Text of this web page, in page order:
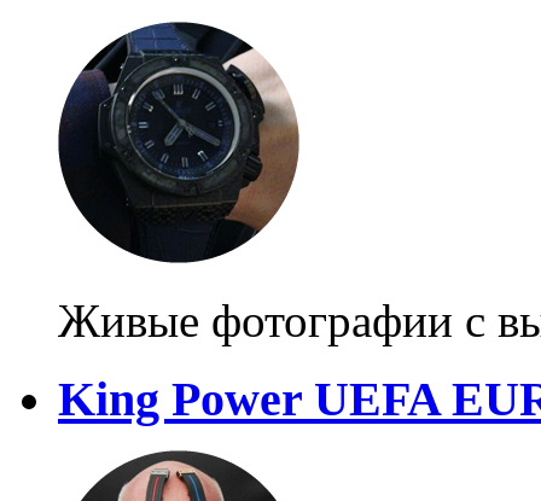
Живые фотографии с
King Power UEFA